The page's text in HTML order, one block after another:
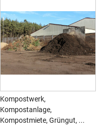
Kompostwerk,
Kompostanlage,
Kompostmiete, Grüngut, ...